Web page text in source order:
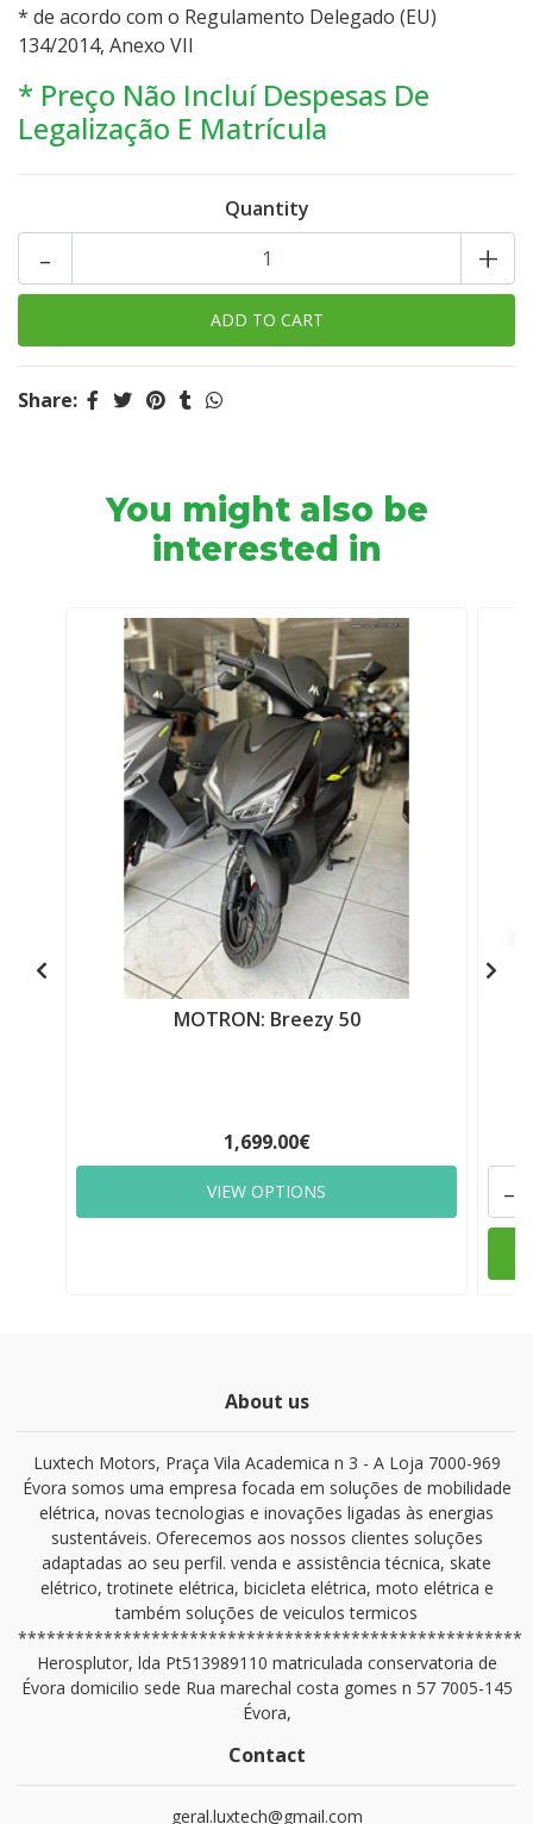
* de acordo com o Regulamento Delegado (EU)
134/2014, Anexo VII
* Preço Não Incluí Despesas De
Legalização E Matrícula
Quantity
+
-
Share:
You might also be
interested in
MOTRON: Breezy 50
1,699.00€
VIEW OPTIONS -
About us
Luxtech Motors, Praça Vila Academica n 3 - A Loja 7000-969
Évora somos uma empresa focada em soluções de mobilidade
elétrica, novas tecnologias e inovações ligadas às energias
sustentáveis. Oferecemos aos nossos clientes soluções
adaptadas ao seu perfil. venda e assistência técnica, skate
elétrico, trotinete elétrica, bicicleta elétrica, moto elétrica e
também soluções de veiculos termicos
*****************************************************
Herosplutor, lda Pt513989110 matriculada conservatoria de
Évora domicilio sede Rua marechal costa gomes n 57 7005-145
Évora,
Contact
geral.luxtech@gmail.com